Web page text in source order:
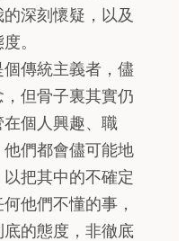
深刻懷疑，以及
。
傳統主義者，儘
但骨子裏其實仍
個人興趣、職
們都會儘可能地
把其中的不確定
他們不懂的事，
的態度，非徹底